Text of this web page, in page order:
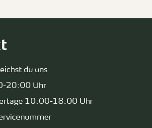
du uns
20:00 Uhr
10:00-18:00 Uhr